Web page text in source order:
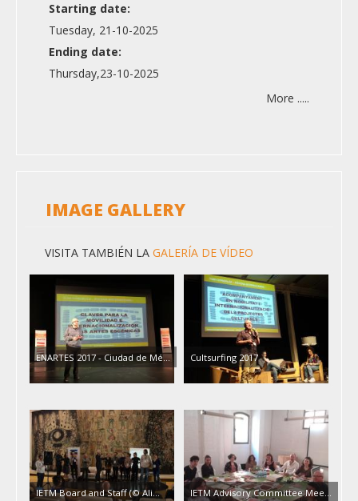
Starting date:
Tuesday, 21-10-2025
Ending date:
Thursday,23-10-2025
More .....
IMAGE GALLERY
VISITA TAMBIÉN LA GALERÍA DE VÍDEO
ENARTES 2017 - Ciudad de Mé… Cultsurfing 2017
IETM Board and Staff (© Ali… IETM Advisory Committee Mee…